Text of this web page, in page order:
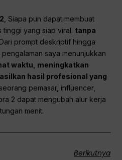
, Siapa pun dapat membuat
tinggi yang siap viral. tanpa
prompt deskriptif hingga
saya menunjukkan
waktu, meningkatkan
hasil profesional yang
pemasar, influencer,
2 dapat mengubah alur kerja
menit.
Berikutnya